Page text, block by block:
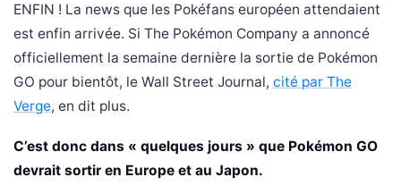
ENFIN ! La news que les Pokéfans européen attendaient
est enfin arrivée. Si The Pokémon Company a annoncé
officiellement la semaine dernière la sortie de Pokémon
GO pour bientôt, le Wall Street Journal, cité par The
Verge, en dit plus.
C’est donc dans « quelques jours » que Pokémon GO
devrait sortir en Europe et au Japon.